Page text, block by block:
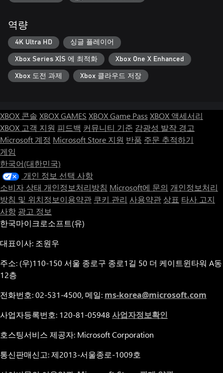
역량
4K Ultra HD 싱글 플레이어
Xbox Series X|S 에 최적화 Xbox One X Enhanced
Xbox 도전 과제 Xbox 클라우드 저장
XBOX 콘솔 XBOX GAMES XBOX Game Pass XBOX 액세서리
XBOX 고객 지원 피드백 커뮤니티 기준 감광성 발작 경고
Microsoft 계정 Microsoft Store 지원 반품 주문 추적하기
게임
한국어(대한민국)
개인 정보 선택 사항
소비자 상태 개인정보처리방침 Microsoft에 문의 개인정보처리
방침 및 위치정보이용약관 쿠키 관리 사용약관 상표 타사 고지
사항 광고 정보
한국마이크로소프트(유)
대표이사: 조원우
주소: (우)110-150 서울 종로구 종로1길 50 더 케이트윈타워 A동
12층
전화번호: 02-531-4500, 메일: ms-korea@microsoft.com
사업자등록번호: 120-81-05948 사업자정보확인
호스팅서비스 제공자: Microsoft Corporation
통신판매신고: 제2013-서울종로-1009호